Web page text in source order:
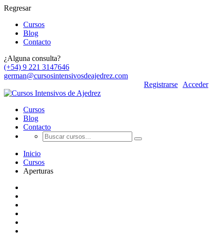
Regresar
Cursos
Blog
Contacto
¿Alguna consulta?
(+54) 9 221 3147646
german@cursosintensivosdeajedrez.com
Registrarse
Acceder
Cursos
Blog
Contacto
Inicio
Cursos
Aperturas